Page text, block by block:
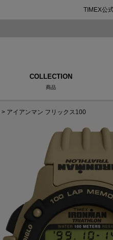
TIMEX公
COLLECTION
商品
アイアンマン フリックス100